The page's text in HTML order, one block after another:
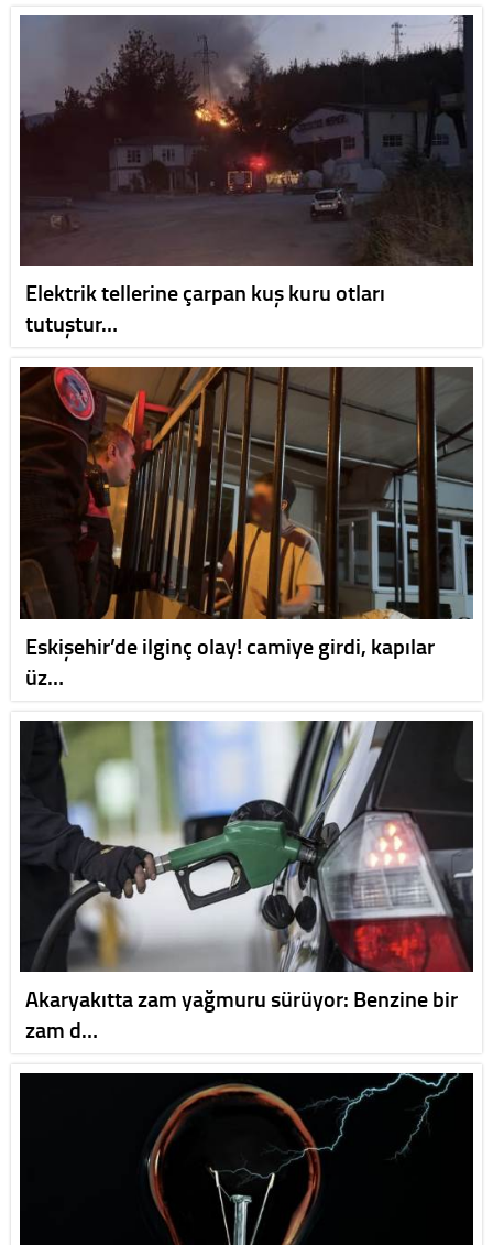
Elektrik tellerine çarpan kuş kuru otları
tutuştur…
Eskişehir’de ilginç olay! camiye girdi, kapılar
üz…
Akaryakıtta zam yağmuru sürüyor: Benzine bir
zam d…